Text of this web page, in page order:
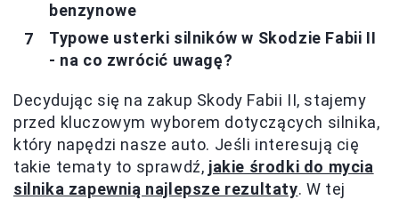
benzynowe
Typowe usterki silników w Skodzie Fabii II
- na co zwrócić uwagę?
Decydując się na zakup Skody Fabii II, stajemy
przed kluczowym wyborem dotyczących silnika,
który napędzi nasze auto. Jeśli interesują cię
takie tematy to sprawdź, jakie środki do mycia
silnika zapewnią najlepsze rezultaty. W tej